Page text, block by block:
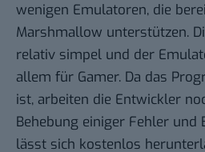
wenigen Emulatoren, die
Marshmallow unterstützen.
relativ simpel und der
allem für Gamer. Da das
ist, arbeiten die Entwickler
Behebung einiger Fehler und
lässt sich kostenlos